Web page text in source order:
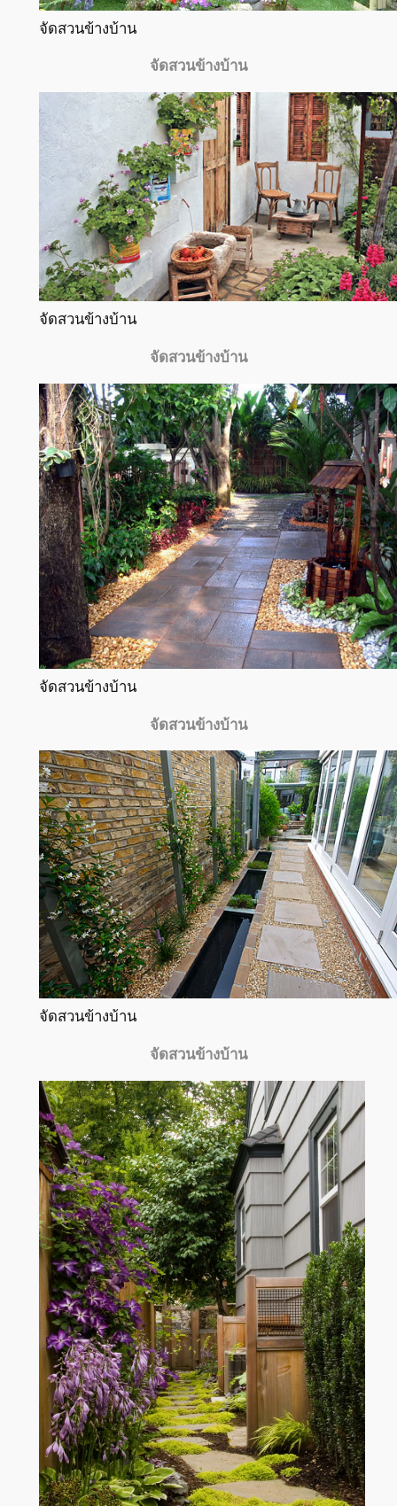
จัดสวนข้างบ้าน
จัดสวนข้างบ้าน
จัดสวนข้างบ้าน
จัดสวนข้างบ้าน
จัดสวนข้างบ้าน
จัดสวนข้างบ้าน
จัดสวนข้างบ้าน
จัดสวนข้างบ้าน